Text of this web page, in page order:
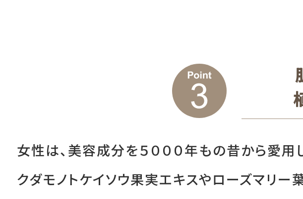
女性は、美容成分を５０００年もの昔から愛用
クダモノトケイソウ果実エキスやローズマリ